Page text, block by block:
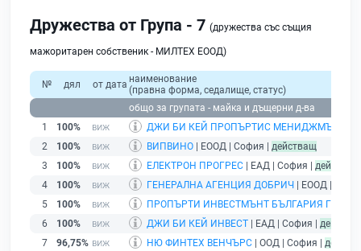
Дружества от Група - 7 (дружества със същия
мажоритарен собственик - МИЛТЕХ ЕООД)
№ дял от дата наименование
(правна форма, седалище, статус)
общо за групата - майка и дъщерни д-ва
1
100% ДЖИ БИ КЕЙ ПРОПЪРТИС МЕНИДЖМЪНТ
2
100% ВИПВИНО | ЕООД | София | действащ
3
100% ЕЛЕКТРОН ПРОГРЕС | ЕАД | София | действащ
4
100% ГЕНЕРАЛНА АГЕНЦИЯ ДОБРИЧ
| ЕООД |
5
100% ПРОПЪРТИ ИНВЕСТМЪНТ БЪЛГАРИЯ ГРУП
6
100% ДЖИ БИ КЕЙ ИНВЕСТ | ЕАД | София |
7
96,75% НЮ ФИНТЕХ ВЕНЧЪРС | ООД | София |